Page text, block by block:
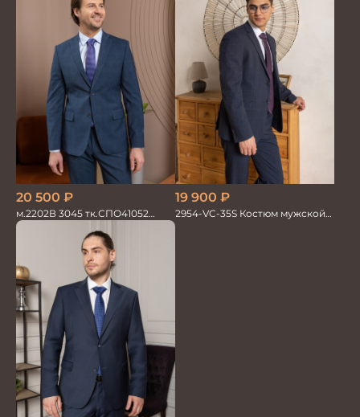
20 500 ₽
м.2202В 3045 тк.СПО41052
Костюм мужской
19 900 ₽
2954-VC-35S Костюм мужской